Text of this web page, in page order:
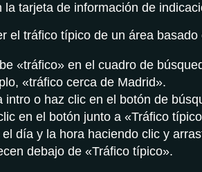
la tarjeta de información de
el tráfico típico de un área
«tráfico» en el cuadro de
«tráfico cerca de Madrid».
intro o haz clic en el botón de
en el botón junto a «Tráfico
el día y la hora haciendo clic y
debajo de «Tráfico típico».